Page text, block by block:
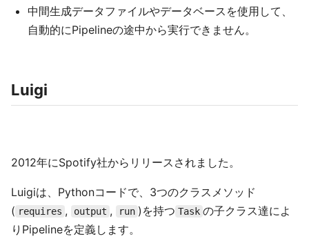
中間生成データファイルやデータベースを使用して、
自動的にPipelineの途中から実行できません。
Luigi
2012年にSpotify社からリリースされました。
Luigiは、Pythonコードで、3つのクラスメソッド
( requires , output , run )を持つ Task の子クラス達によ
りPipelineを定義します。